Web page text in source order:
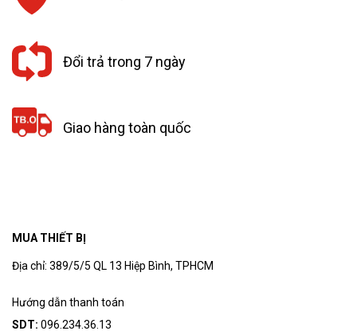
Đổi trả trong 7 ngày
Giao hàng toàn quốc
MUA THIẾT BỊ
Địa chỉ: 389/5/5 QL 13 Hiệp Bình, TPHCM
Hướng dẫn thanh toán
SDT: 096.234.36.13